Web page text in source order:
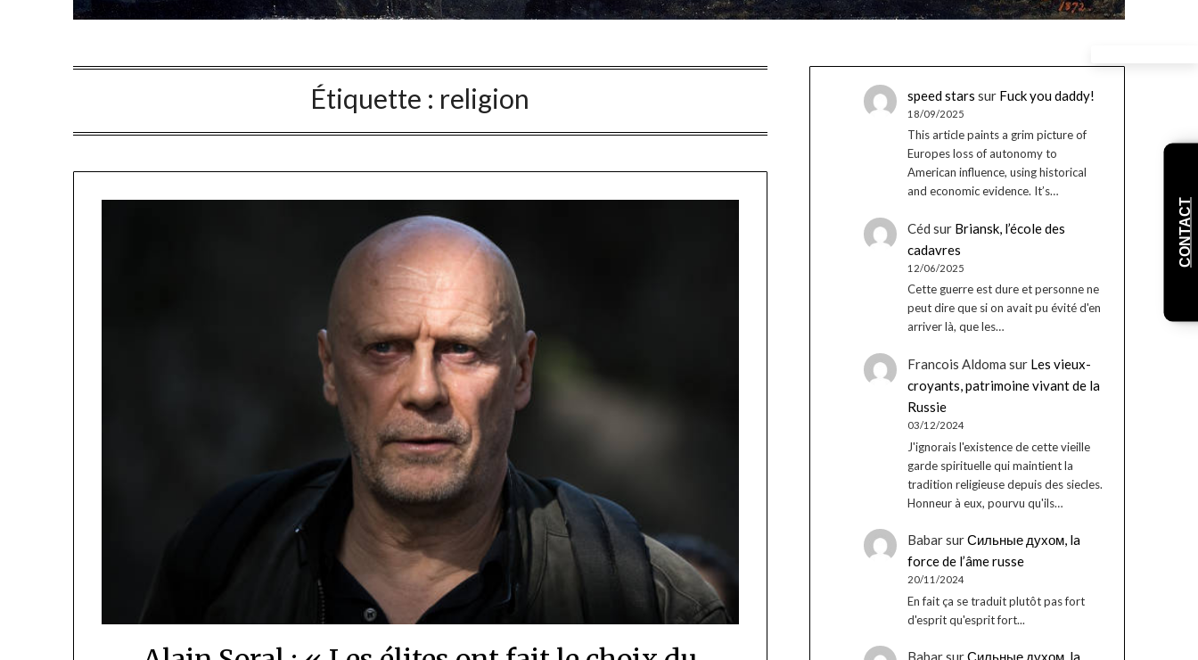
Étiquette : religion speed stars sur Fuck you daddy!
18/09/2025
This article paints a grim picture of
Europes loss of autonomy to
American influence, using historical
and economic evidence. It’s…
Céd sur Briansk, l’école des
cadavres
12/06/2025
Cette guerre est dure et personne ne
peut dire que si on avait pu évité d'en
arriver là, que les…
Francois Aldoma sur Les vieux-
croyants, patrimoine vivant de la
Russie
03/12/2024
J'ignorais l'existence de cette vieille
garde spirituelle qui maintient la
tradition religieuse depuis des siecles.
Honneur à eux, pourvu qu'ils…
BabarsurСильные духом, la
force de l’âme russe
20/11/2024
En fait ça se traduit plutôt pas fort
d'esprit qu'esprit fort...
BabarsurСильные духом, la
CONTACT